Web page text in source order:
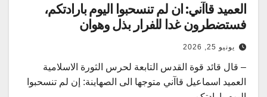
العميد قاآني: ان لم تنسحبوا اليوم بارادتكم،
فستضطرون غدا للفرار بذل وهوان
يونيو 25, 2026
– قال قائد قوة القدس التابعة لحرس الثورة الاسلامية
العميد اسماعيل قاآني متوجها الى الصهاينة: إن لم تنسحبوا